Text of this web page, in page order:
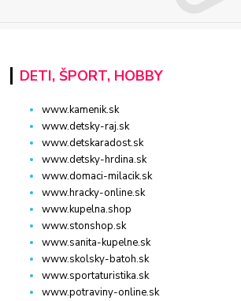
DETI, ŠPORT, HOBBY
www.kamenik.sk
www.detsky-raj.sk
www.detskaradost.sk
www.detsky-hrdina.sk
www.domaci-milacik.sk
www.hracky-online.sk
www.kupelna.shop
www.stonshop.sk
www.sanita-kupelne.sk
www.skolsky-batoh.sk
www.sportaturistika.sk
www.potraviny-online.sk